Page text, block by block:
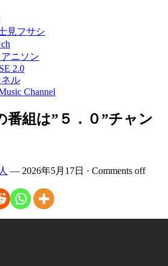
見フサシ
ニソン
2.0
ル
Channel
番組は”５．０”チャン
— 2026年5月17日 · Comments off